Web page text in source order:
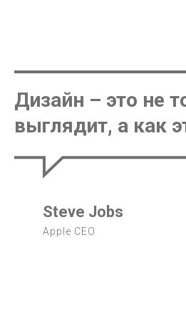
Дизайн – это не
выглядит, а как
Steve Jobs
Apple CEO